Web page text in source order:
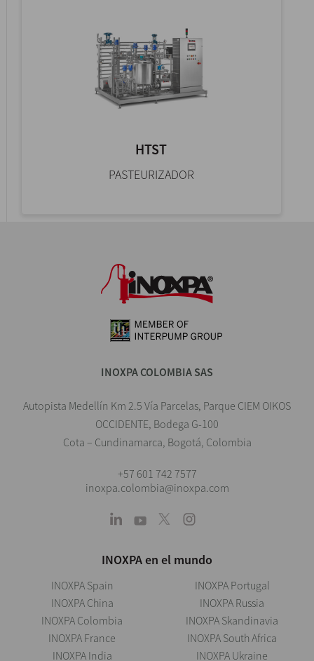
HTST
PASTEURIZADOR
INOXPA COLOMBIA SAS
Autopista Medellín Km 2.5 Vía Parcelas, Parque CIEM OIKOS
OCCIDENTE, Bodega G-100
Cota – Cundinamarca, Bogotá, Colombia
+57 601 742 7577
inoxpa.colombia@inoxpa.com
INOXPA en el mundo
INOXPA Spain
INOXPA China
INOXPA Colombia
INOXPA France
INOXPA India
INOXPA Portugal
INOXPA Russia
INOXPA Skandinavia
INOXPA South Africa
INOXPA Ukraine